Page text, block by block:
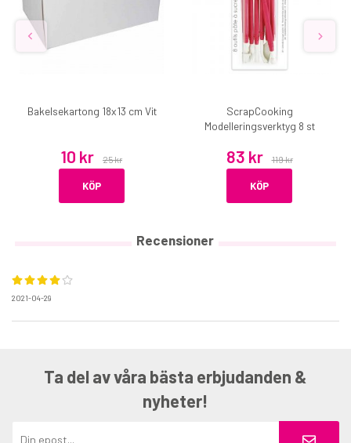
Bakelsekartong 18x13 cm Vit
10 kr 25 kr
KÖP
ScrapCooking
Modelleringsverktyg 8 st
83 kr 119 kr
KÖP
Recensioner
2021-04-29
Ta del av våra bästa erbjudanden &
nyheter!